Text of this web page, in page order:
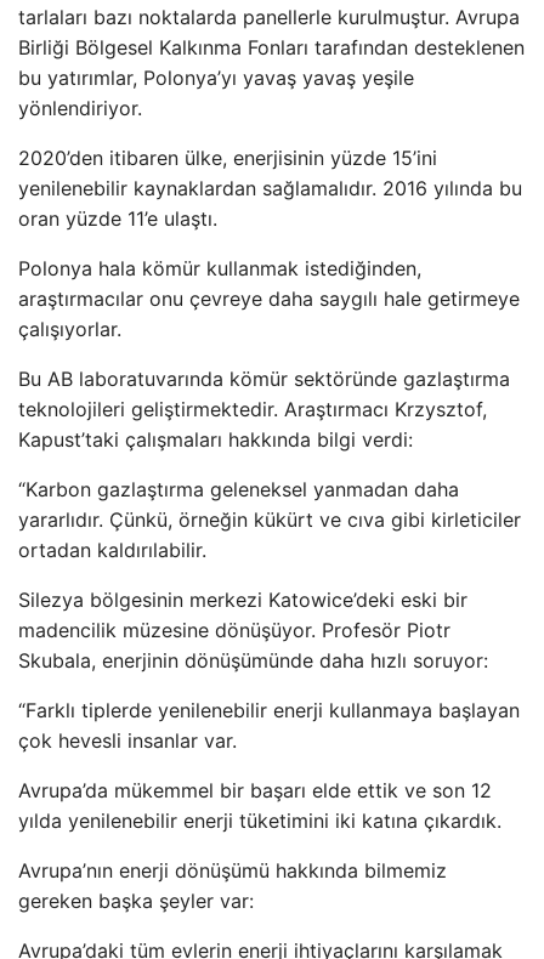
tarlaları bazı noktalarda panellerle kurulmuştur. Avrupa
Birliği Bölgesel Kalkınma Fonları tarafından desteklenen
bu yatırımlar, Polonya’yı yavaş yavaş yeşile
yönlendiriyor.
2020’den itibaren ülke, enerjisinin yüzde 15’ini
yenilenebilir kaynaklardan sağlamalıdır. 2016 yılında bu
oran yüzde 11’e ulaştı.
Polonya hala kömür kullanmak istediğinden,
araştırmacılar onu çevreye daha saygılı hale getirmeye
çalışıyorlar.
Bu AB laboratuvarında kömür sektöründe gazlaştırma
teknolojileri geliştirmektedir. Araştırmacı Krzysztof,
Kapust’taki çalışmaları hakkında bilgi verdi:
“Karbon gazlaştırma geleneksel yanmadan daha
yararlıdır. Çünkü, örneğin kükürt ve cıva gibi kirleticiler
ortadan kaldırılabilir.
Silezya bölgesinin merkezi Katowice’deki eski bir
madencilik müzesine dönüşüyor. Profesör Piotr
Skubala, enerjinin dönüşümünde daha hızlı soruyor:
“Farklı tiplerde yenilenebilir enerji kullanmaya başlayan
çok hevesli insanlar var.
Avrupa’da mükemmel bir başarı elde ettik ve son 12
yılda yenilenebilir enerji tüketimini iki katına çıkardık.
Avrupa’nın enerji dönüşümü hakkında bilmemiz
gereken başka şeyler var:
Avrupa’daki tüm evlerin enerji ihtiyaçlarını karşılamak